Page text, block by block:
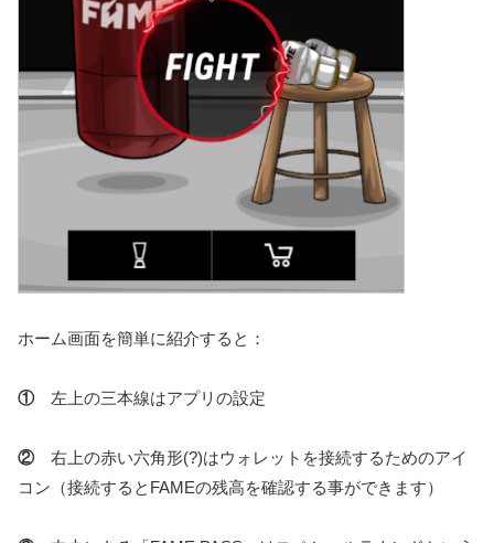
ホーム画面を簡単に紹介すると：
①左上の三本線はアプリの設定
②右上の赤い六角形(?)はウォレットを接続するためのアイ
コン（接続するとFAMEの残高を確認する事ができます）